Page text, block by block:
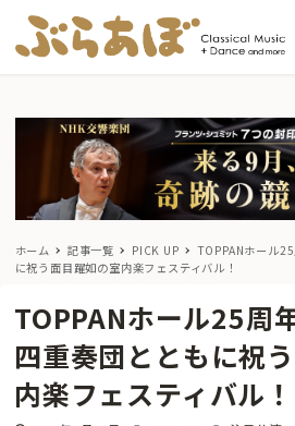
ホーム 記事一覧 PICK UP
TOPPANホール
に祝う面目躍如の室内楽フェスティバル！
TOPPANホール25周
四重奏団とともに祝
内楽フェスティバル！